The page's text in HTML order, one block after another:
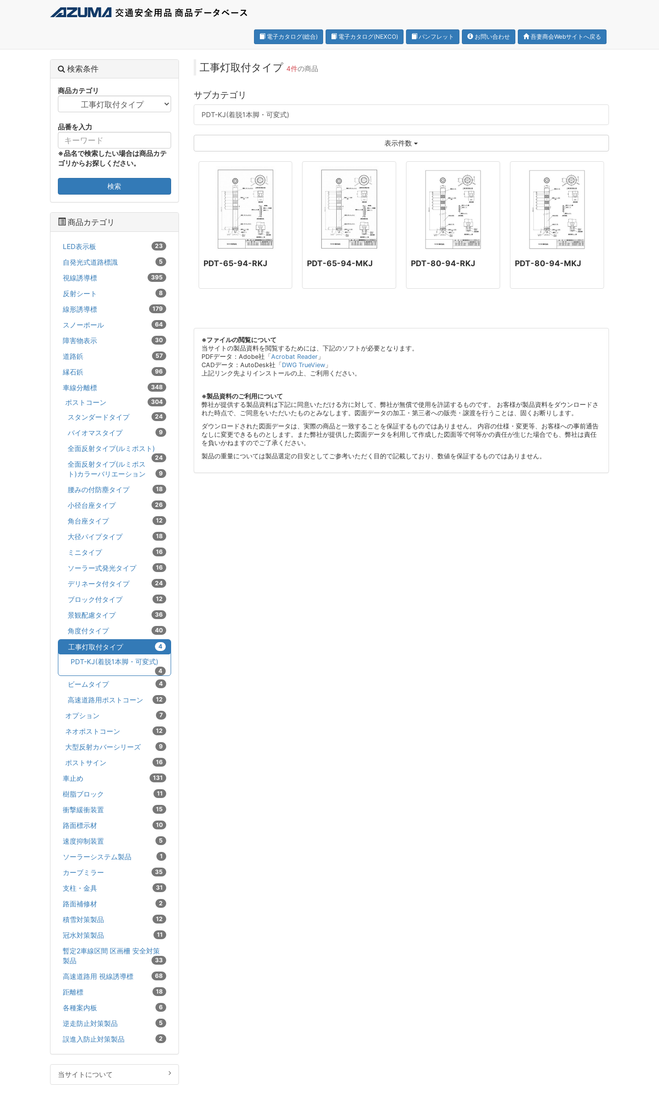
電子カタログ(総合) 電子カタログ(NEXCO) パンフレット お問い合わせ 吾妻商会Webサイトへ戻る
工事灯取付タイプ 4件の商品
サブカテゴリ
PDT-KJ(着脱1本脚・可変式)
表示件数
PDT-65-94-RKJ PDT-65-94-MKJ PDT-80-94-RKJ PDT-80-94-MKJ
※ファイルの閲覧について
当サイトの製品資料を閲覧するためには、下記のソフトが必要となります。
PDFデータ：Adobe社「 Acrobat Reader」
CADデータ：AutoDesk社「 DWG TrueView」
上記リンク先よりインストールの上、ご利用ください。
※製品資料のご利用について
弊社が提供する製品資料は下記に同意いただける方に対して、弊社が無償で使用を許諾するものです。 お客様が製品資料をダウンロードさ
れた時点で、ご同意をいただいたものとみなします。図面データの加工・第三者への販売・譲渡を行うことは、固くお断りします。
ダウンロードされた図面データは、実際の商品と一致することを保証するものではありません。 内容の仕様・変更等、お客様への事前通告
なしに変更できるものとします。また弊社が提供した図面データを利用して作成した図面等で何等かの責任が生じた場合でも、弊社は責任
を負いかねますのでご了承ください。
製品の重量については製品選定の目安としてご参考いただく目的で記載しており、数値を保証するものではありません。
検索条件
商品カテゴリ
品番を入力
※品名で検索したい場合は商品カテ
ゴリからお探しください。
検索
商品カテゴリ
LED表示板 23
自発光式道路標識 5
視線誘導標 395
反射シート 8
線形誘導標 179
スノーポール 64
障害物表示 30
道路鋲 57
縁石鋲 96
車線分離標 348
ポストコーン 304
スタンダードタイプ 24
バイオマスタイプ 9
全面反射タイプ(ルミポスト)
24
全面反射タイプ(ルミポス
ト)カラーバリエーション
9
腰みの付防塵タイプ 18
小径台座タイプ 26
角台座タイプ 12
大径パイプタイプ 18
ミニタイプ 16
ソーラー式発光タイプ 16
デリネータ付タイプ 24
ブロック付タイプ 12
景観配慮タイプ 36
角度付タイプ 40
工事灯取付タイプ 4
PDT-KJ(着脱1本脚・可変式)
4
ビームタイプ 4
高速道路用ポストコーン 12
オプション 7
ネオポストコーン 12
大型反射カバーシリーズ 9
ポストサイン 16
車止め 131
樹脂ブロック 11
衝撃緩衝装置 15
路面標示材 10
速度抑制装置 5
ソーラーシステム製品 1
カーブミラー 35
支柱・金具 31
路面補修材 2
積雪対策製品 12
冠水対策製品 11
暫定2車線区間 区画柵 安全対策
製品
33
高速道路用 視線誘導標 68
距離標 18
各種案内板 6
逆走防止対策製品 5
誤進入防止対策製品 2
当サイトについて